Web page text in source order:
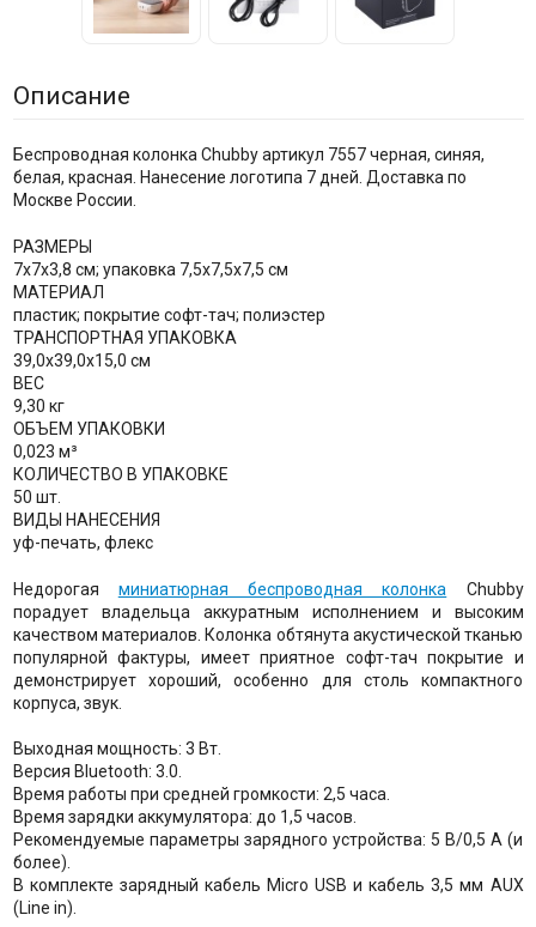
Описание
Беспроводная колонка Chubby артикул 7557 черная, синяя,
белая, красная. Нанесение логотипа 7 дней. Доставка по
Москве России.
РАЗМЕРЫ
7х7х3,8 см; упаковка 7,5х7,5х7,5 см
МАТЕРИАЛ
пластик; покрытие софт-тач; полиэстер
ТРАНСПОРТНАЯ УПАКОВКА
39,0x39,0x15,0 см
ВЕС
9,30 кг
ОБЪЕМ УПАКОВКИ
0,023 м³
КОЛИЧЕСТВО В УПАКОВКЕ
50 шт.
ВИДЫ НАНЕСЕНИЯ
уф-печать, флекс
Недорогая миниатюрная беспроводная колонка Chubby
порадует владельца аккуратным исполнением и высоким
качеством материалов. Колонка обтянута акустической тканью
популярной фактуры, имеет приятное софт-тач покрытие и
демонстрирует хороший, особенно для столь компактного
корпуса, звук.
Выходная мощность: 3 Вт.
Версия Bluetooth: 3.0.
Время работы при средней громкости: 2,5 часа.
Время зарядки аккумулятора: до 1,5 часов.
Рекомендуемые параметры зарядного устройства: 5 В/0,5 А (и
более).
В комплекте зарядный кабель Micro USB и кабель 3,5 мм AUX
(Line in).